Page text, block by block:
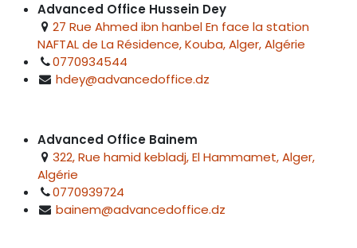
Advanced Office Hussein Dey
27 Rue Ahmed ibn hanbel En face la station
NAFTAL de La Résidence, Kouba, Alger, Algérie
0770934544
hdey@advancedoffice.dz
Advanced Office Bainem
322, Rue hamid kebladj, El Hammamet, Alger,
Algérie
0770939724
bainem@advancedoffice.dz